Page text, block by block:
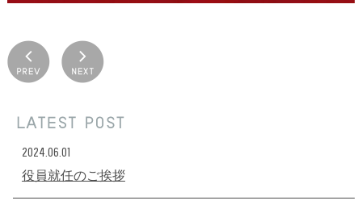
2024.06.01
役員就任のご挨拶